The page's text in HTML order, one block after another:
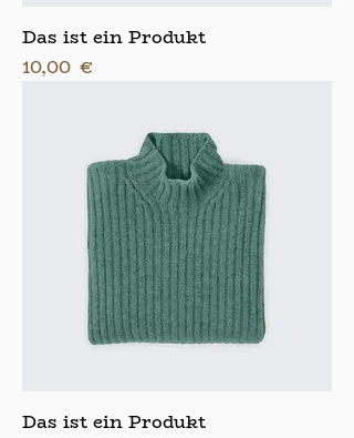
Das ist ein Produkt
Preis
10,00 €
Das ist ein Produkt